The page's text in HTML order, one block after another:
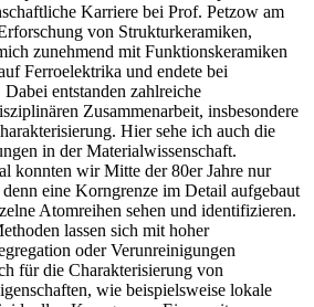
Karriere bei Prof. Petzow am
von Strukturkeramiken,
zunehmend mit Funktionskeramiken
Ferroelektrika und endete bei
entstanden zahlreiche
Zusammenarbeit, insbesondere
Hier sehe ich auch die
in der Materialwissenschaft.
konnten wir Mitte der 80er Jahre nur
eine Korngrenze im Detail aufgebaut
Atomreihen sehen und identifizieren.
lassen sich mit hoher
oder Verunreinigungen
für die Charakterisierung von
wie beispielsweise lokale